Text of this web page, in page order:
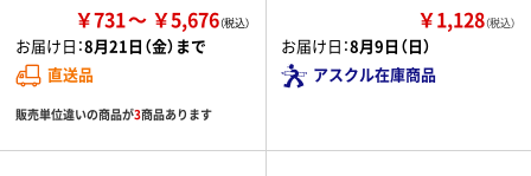
￥731 ￥5,676
お届け日：8月21日（金）まで
直送品
販売単位違いの商品が3商品あります
￥1,128（税込）
お届け日：8月9日（日）
アスクル在庫商品